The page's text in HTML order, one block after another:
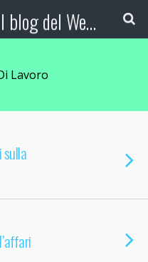
Booking Blog™ - Il blog del Web Marketing Turistico
Lavoro
sulla